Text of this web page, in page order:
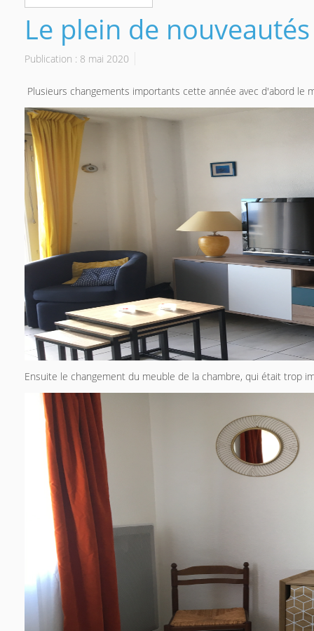
Le plein de
Publication : 8 mai 2020
Plusieurs changements importants cette année avec d'abord le
Ensuite le changement du meuble de la chambre, qui était trop